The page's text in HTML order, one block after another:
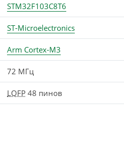
STM32F103C8T6
ST-Microelectronics
Arm Cortex-M3
72 МГц
LQFP 48 пинов